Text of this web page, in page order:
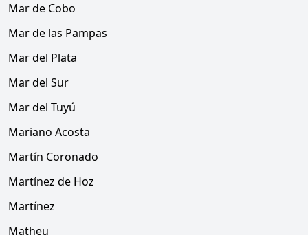
Mar de Cobo
Mar de las Pampas
Mar del Plata
Mar del Sur
Mar del Tuyú
Mariano Acosta
Martín Coronado
Martínez de Hoz
Martínez
Matheu